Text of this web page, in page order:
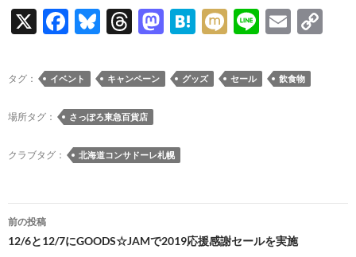
X
F
e
b
o
o
k
Bl
es
k
y
T
e
a
ds
M
to
d
n
H
e
n
M Li
e
E
ail
タグ： イベント キャンペーン グッズ セール 飲食物
場所タグ： さっぽろ東急百貨店
クラブタグ： 北海道コンサドーレ札幌
投
稿
前の投稿
12/6と12/7にGOODS☆JAMで2019応援感謝セールを実施